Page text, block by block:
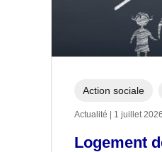
Logement
Action sociale
Actualité | 1 juillet 2026